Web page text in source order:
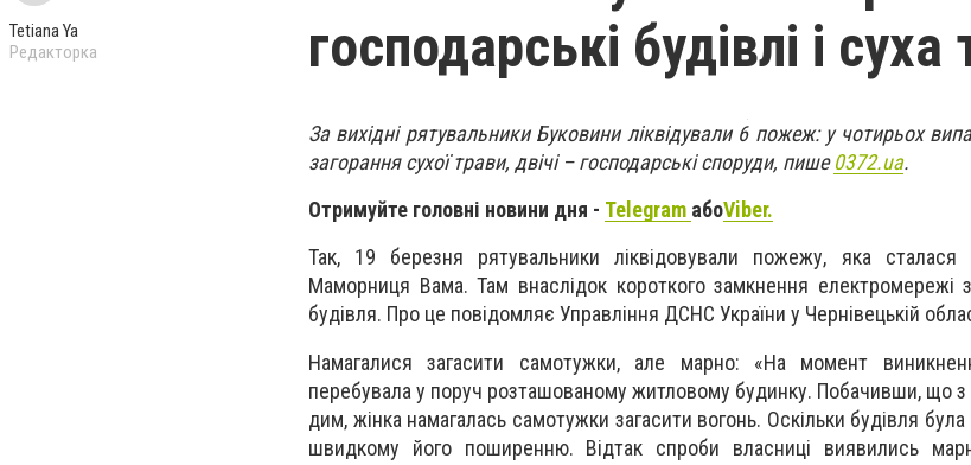
Tetiana Ya
Редакторка
господарські будівлі і суха
За вихідні рятувальники Буковини ліквідували 6 пожеж: у чотирьох
загорання сухої трави, двічі – господарські споруди, пише0372.ua.
Отримуйте головні новини дня - Telegram абоViber.
Так, 19 березня рятувальники ліквідовували пожежу, яка сталася
Маморниця Вама. Там внаслідок короткого замкнення електромережі
будівля. Про це повідомляє Управління ДСНС України у Чернівецькій
Намагалися загасити самотужки, але марно: «На момент
перебувала у поруч розташованому житловому будинку. Побачивши, що з
дим, жінка намагалась самотужки загасити вогонь. Оскільки будівля
швидкому його поширенню. Відтак спроби власниці виявились